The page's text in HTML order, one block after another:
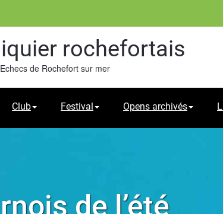
rochefortais
de Rochefort sur mer
Club Festival Opens archivés
de l’été